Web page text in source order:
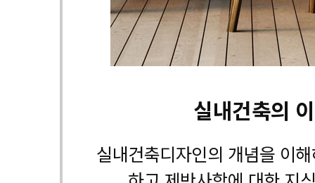
실내건축의
실내건축디자인의 개념을 이